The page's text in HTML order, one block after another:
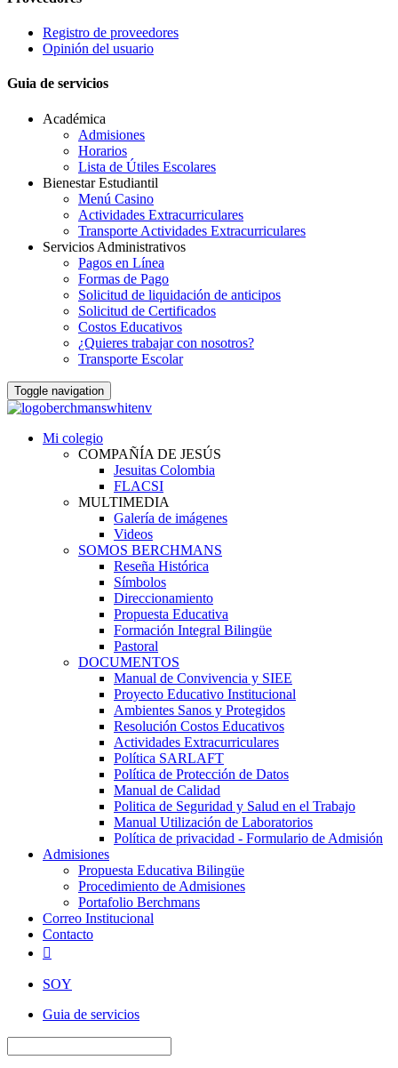
Registro de proveedores
Opinión del usuario
Guia de servicios
Académica
Admisiones
Horarios
Lista de Útiles Escolares
Bienestar Estudiantil
Menú Casino
Actividades Extracurriculares
Transporte Actividades Extracurriculares
Servicios Administrativos
Pagos en Línea
Formas de Pago
Solicitud de liquidación de anticipos
Solicitud de Certificados
Costos Educativos
¿Quieres trabajar con nosotros?
Transporte Escolar
Toggle navigation
Mi colegio
COMPAÑÍA DE JESÚS
Jesuitas Colombia
FLACSI
MULTIMEDIA
Galería de imágenes
Videos
SOMOS BERCHMANS
Reseña Histórica
Símbolos
Direccionamiento
Propuesta Educativa
Formación Integral Bilingüe
Pastoral
DOCUMENTOS
Manual de Convivencia y SIEE
Proyecto Educativo Institucional
Ambientes Sanos y Protegidos
Resolución Costos Educativos
Actividades Extracurriculares
Política SARLAFT
Política de Protección de Datos
Manual de Calidad
Politica de Seguridad y Salud en el Trabajo
Manual Utilización de Laboratorios
Política de privacidad - Formulario de Admisión
Admisiones
Propuesta Educativa Bilingüe
Procedimiento de Admisiones
Portafolio Berchmans
Correo Institucional
Contacto

SOY
Guia de servicios